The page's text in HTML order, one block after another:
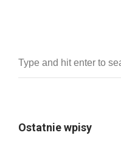
Ostatnie wpisy